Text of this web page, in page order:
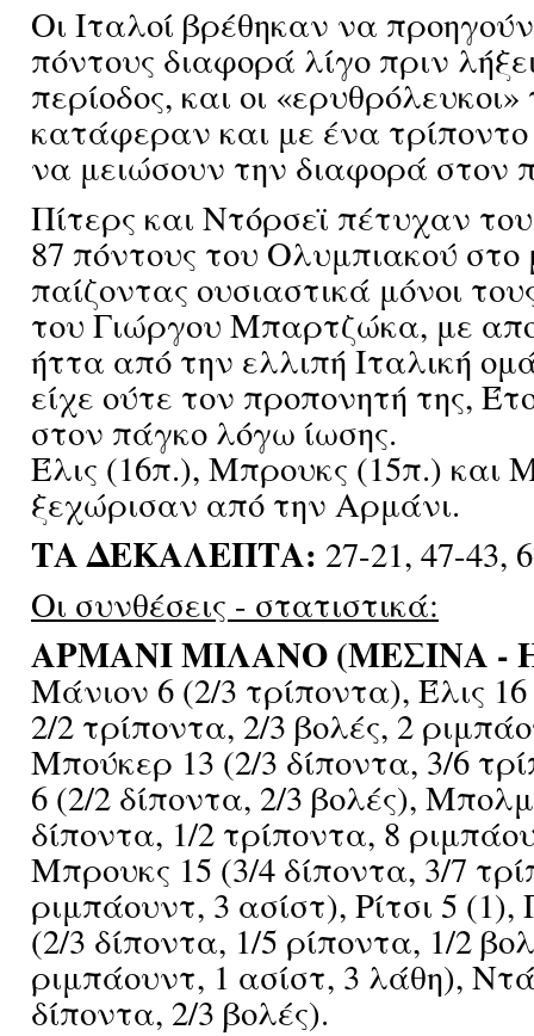
Οι Ιταλοί βρέθηκαν να
πόντους διαφορά λίγο πριν
περίοδος, και οι
κατάφεραν και με ένα
να μειώσουν την διαφορά στον
Πίτερς και Ντόρσεϊ πέτυχαν
87 πόντους του Ολυμπιακού στο
παίζοντας ουσιαστικά μόνοι
του Γιώργου Μπαρτζώκα, με
ήττα από την ελλιπή Ιταλική
είχε ούτε τον προπονητή της,
στον πάγκο λόγω ίωσης.
Έλις (16π.), Μπρουκς (15π.) και
ξεχώρισαν από την Αρμάνι.
ΤΑ ΔΕΚΑΛΕΠΤΑ: 27-21, 47-43,
Οι συνθέσεις - στατιστικά:
ΑΡΜΑΝΙ ΜΙΛΑΝΟ (ΜΕΣΙΝΑ -
Μάνιον 6 (2/3 τρίποντα), Έλις
2/2 τρίποντα, 2/3 βολές, 2
Μπούκερ 13 (2/3 δίποντα, 3/6
6 (2/2 δίποντα, 2/3 βολές),
δίποντα, 1/2 τρίποντα, 8
Μπρουκς 15 (3/4 δίποντα, 3/7
ριμπάουντ, 3 ασίστ), Ρίτσι 5 (1),
(2/3 δίποντα, 1/5 ρίποντα, 1/2
ριμπάουντ, 1 ασίστ, 3 λάθη),
δίποντα, 2/3 βολές).